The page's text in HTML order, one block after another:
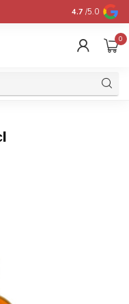
Voor 16:00
4.7 /5.0
0